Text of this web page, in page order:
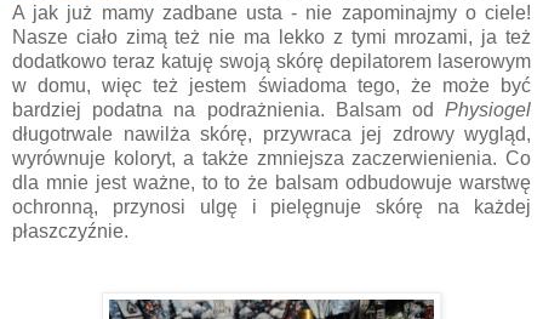
A jak już mamy zadbane usta - nie zapominajmy o ciele!
Nasze ciało zimą też nie ma lekko z tymi mrozami, ja też
dodatkowo teraz katuję swoją skórę depilatorem laserowym
w domu, więc też jestem świadoma tego, że może być
bardziej podatna na podrażnienia. Balsam od Physiogel
długotrwale nawilża skórę, przywraca jej zdrowy wygląd,
wyrównuje koloryt, a także zmniejsza zaczerwienienia. Co
dla mnie jest ważne, to to że balsam odbudowuje warstwę
ochronną, przynosi ulgę i pielęgnuje skórę na każdej
płaszczyźnie.